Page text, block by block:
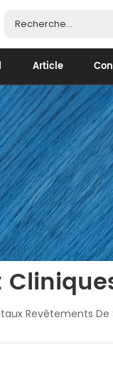
Article
Revêtements De